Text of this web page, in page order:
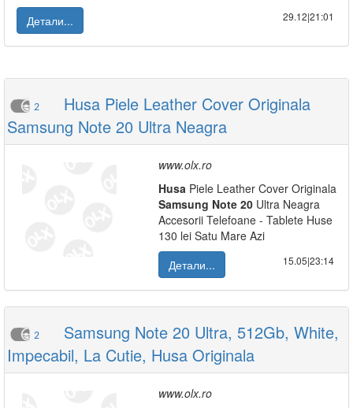
Детали...
29.12|21:01
2
Husa Piele Leather Cover Originala
Samsung Note 20 Ultra Neagra
www.olx.ro
Husa Piele Leather Cover Originala
Samsung Note 20 Ultra Neagra
Accesorii Telefoane - Tablete Huse
130 lei Satu Mare Azi
Детали...
15.05|23:14
2
Samsung Note 20 Ultra, 512Gb, White,
Impecabil, La Cutie, Husa Originala
www.olx.ro